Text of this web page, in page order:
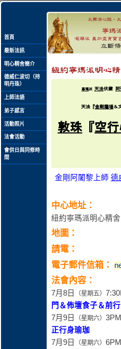
首頁
最新法訊
明心精舍簡介
德威仁波切（持
明丹珠）
上師法語
弟子感言
活動照片
法會活動
會供日與同修時
間
寧瑪派 天法伏藏 阿
天法『金剛薩埵＆
敦珠 『空
金剛阿闍黎上師 德
中心地址：
紐約寧瑪派明心精
地圖：
請電：
電子郵件信箱：
法會內容：
7月8日 （星期五）
門 ＆佈壇食子＆前行
7月9日
（星期六）
正行身瑜珈
7月9日
（星期六）